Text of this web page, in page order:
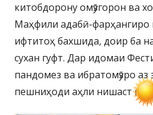
китобдорону омӯзгорон ва
Маҳфили адабӣ-
ифтитоҳ бахшида, доир ба
сухан гуфт. Дар идомаи
пандомез ва ибратомӯзро
пешниҳоди аҳли нишаст